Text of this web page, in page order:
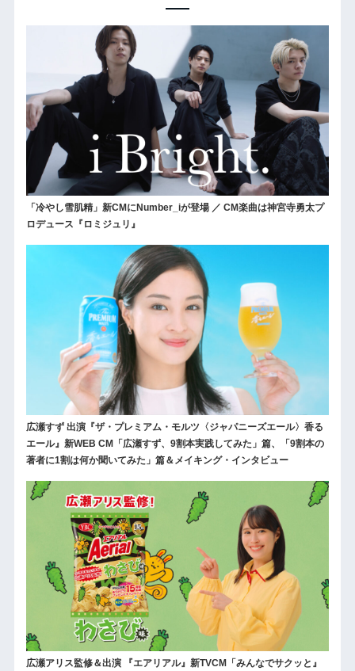
「冷やし雪肌精」新CMにNumber_iが登場 ／ CM楽曲は神宮寺勇太プ
ロデュース『ロミジュリ』
広瀬すず 出演『ザ・プレミアム・モルツ〈ジャパニーズエール〉香る
エール』新WEB CM「広瀬すず、9割本実践してみた」篇、「9割本の
著者に1割は何か聞いてみた」篇＆メイキング・インタビュー
広瀬アリス監修＆出演 『エアリアル』新TVCM「みんなでサクッと』